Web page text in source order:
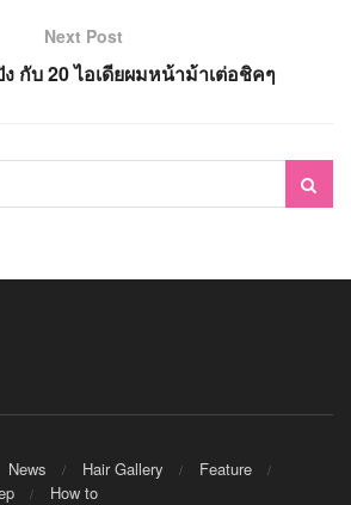
Next Post
กับ 20 ไอเดียผมหน้าม้าเต่อชิคๆ
News Hair Gallery
Feature
How to